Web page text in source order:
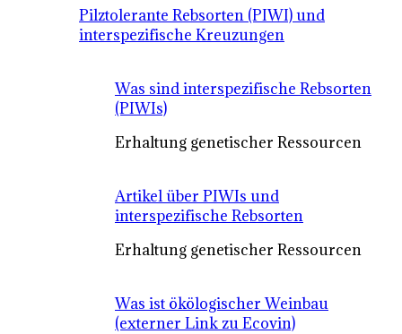
Pilztolerante Rebsorten (PIWI) und
interspezifische Kreuzungen
Was sind interspezifische Rebsorten
(PIWIs)
Erhaltung genetischer Ressourcen
Artikel über PIWIs und
interspezifische Rebsorten
Erhaltung genetischer Ressourcen
Was ist ökölogischer Weinbau
(externer Link zu Ecovin)